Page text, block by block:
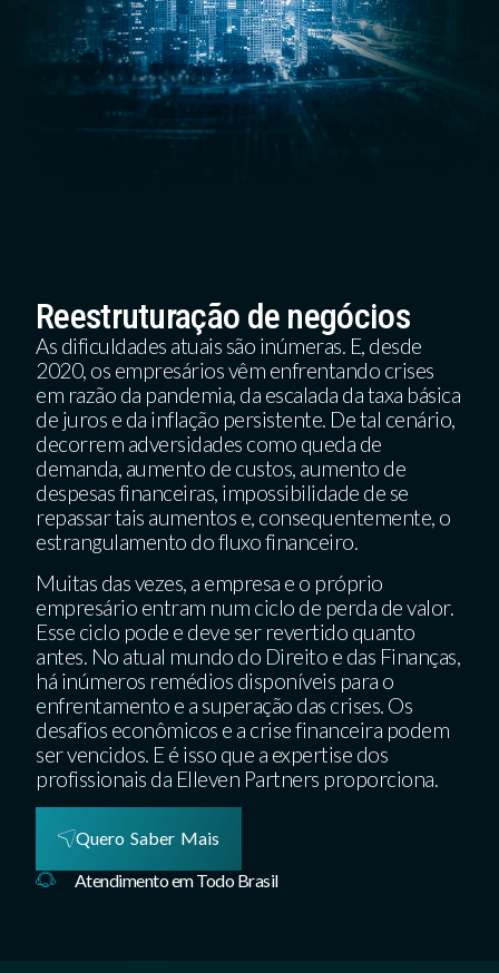
Reestruturação de negócios
As dificuldades atuais são inúmeras. E, desde
2020, os empresários vêm enfrentando crises
em razão da pandemia, da escalada da taxa básica
de juros e da inflação persistente. De tal cenário,
decorrem adversidades como queda de
demanda, aumento de custos, aumento de
despesas financeiras, impossibilidade de se
repassar tais aumentos e, consequentemente, o
estrangulamento do fluxo financeiro.
Muitas das vezes, a empresa e o próprio
empresário entram num ciclo de perda de valor.
Esse ciclo pode e deve ser revertido quanto
antes. No atual mundo do Direito e das Finanças,
há inúmeros remédios disponíveis para o
enfrentamento e a superação das crises. Os
desafios econômicos e a crise financeira podem
ser vencidos. E é isso que a expertise dos
profissionais da Elleven Partners proporciona.
Quero Saber Mais
Atendimento em Todo Brasil